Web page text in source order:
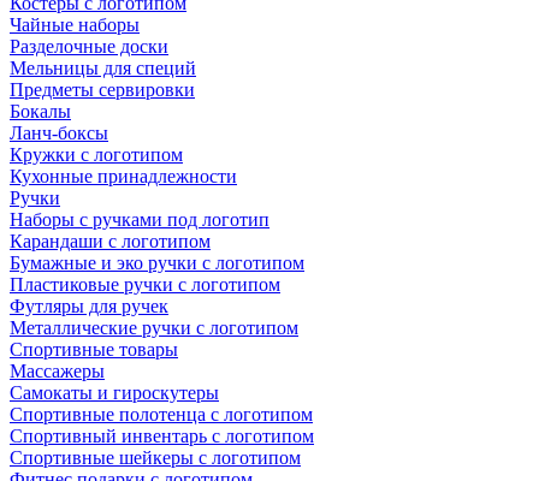
Чайные наборы
Разделочные доски
Мельницы для специй
Предметы сервировки
Бокалы
Ланч-боксы
Кружки с логотипом
Кухонные принадлежности
Ручки
Наборы с ручками под логотип
Карандаши с логотипом
Бумажные и эко ручки с логотипом
Пластиковые ручки с логотипом
Футляры для ручек
Металлические ручки с логотипом
Спортивные товары
Массажеры
Самокаты и гироскутеры
Спортивные полотенца с логотипом
Спортивный инвентарь с логотипом
Спортивные шейкеры с логотипом